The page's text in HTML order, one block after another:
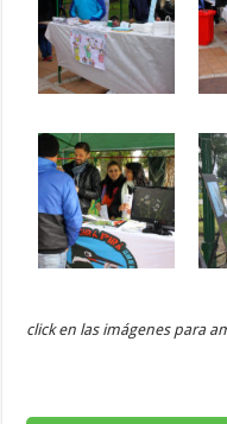
click en las imágenes para